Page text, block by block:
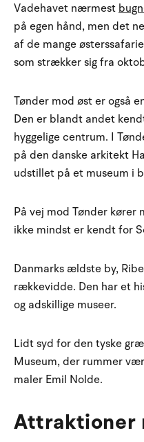
Vadehavet nærmest
på egen hånd, men det
af de mange
som strækker sig fra
Tønder mod øst er også
Den er blandt andet
hyggelige centrum. I
på den danske arkitekt
udstillet på et museum i
På vej mod Tønder kører
ikke mindst er kendt for
Danmarks ældste by,
rækkevidde. Den har et
og adskillige museer.
Lidt syd for den tyske
Museum, der rummer
maler Emil Nolde.
Attraktioner